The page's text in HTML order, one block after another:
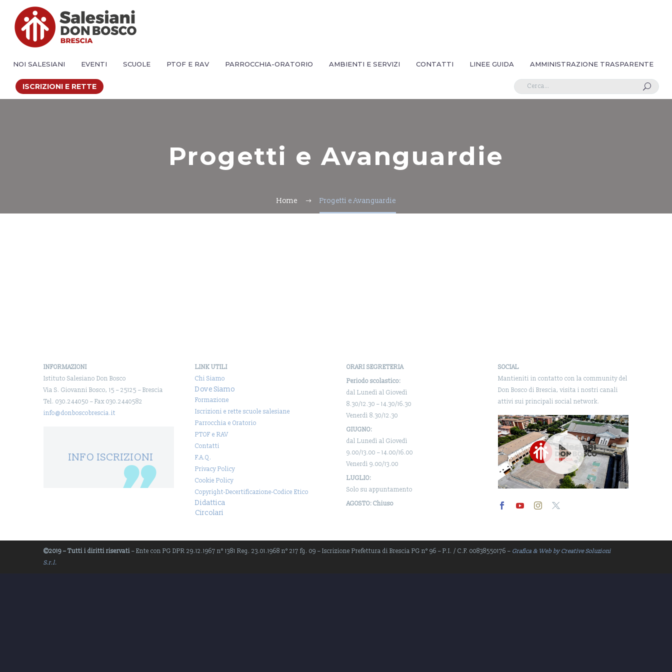
NOI SALESIANI EVENTI SCUOLE PTOF E RAV PARROCCHIA-ORATORIO AMBIENTI E SERVIZI CONTATTI LINEE GUIDA AMMINISTRAZIONE TRASPARENTE
ISCRIZIONI E RETTE U
Progetti e Avanguardie
Home Progetti e Avanguardie
INFORMAZIONI
Istituto Salesiano Don Bosco
Via S. Giovanni Bosco, 15 – 25125 – Brescia
Tel. 030.244050 – Fax 030.2440582
info@donboscobrescia.it
INFO ISCRIZIONI
LINK UTILI
Chi Siamo
Dove Siamo
Formazione
Iscrizioni e rette scuole salesiane
Parrocchia e Oratorio
PTOF e RAV
Contatti
F.A.Q.
Privacy Policy
Cookie Policy
Copyright-Decertificazione-Codice Etico
Didattica
Circolari
ORARI SEGRETERIA
Periodo scolastico:
dal Lunedì al Giovedì
8.30/12.30 – 14.30/16.30
Venerdì 8.30/12.30
GIUGNO:
dal Lunedì al Giovedì
9.00/13.00 – 14.00/16.00
Venerdì 9.00/13.00
LUGLIO:
Solo su appuntamento
AGOSTO: Chiuso
SOCIAL
Mantieniti in contatto con la community del
Don Bosco di Brescia, visita i nostri canali
attivi sui principali social network.
Player
©2019 – Tutti i diritti riservati – Ente con PG DPR 29.12.1967 n° 1381 Reg. 23.01.1968 n° 217 fg. 09 – Iscrizione Prefettura di Brescia PG n° 96 – P.I. / C.F. 00838550176 – Grafica & Web by Creative Soluzioni
S.r.l.